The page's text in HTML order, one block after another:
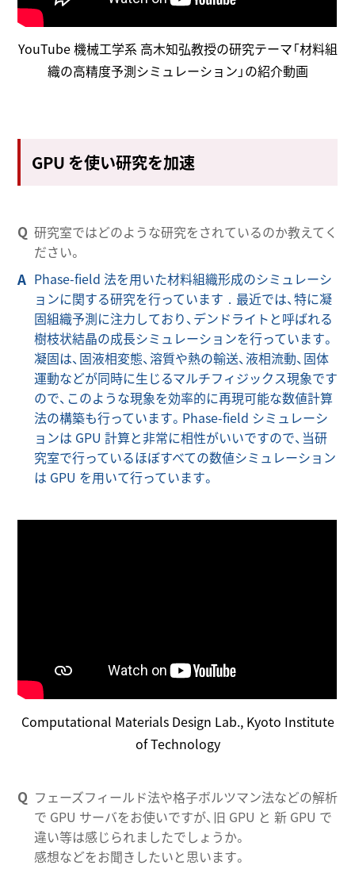
YouTube 機械工学系 高木知弘教授の研究テーマ「材料組
織の高精度予測シミュレーション」の紹介動画
GPU を使い研究を加速
研究室ではどのような研究をされているのか教えてく
ださい。
Phase-field 法を用いた材料組織形成のシミュレーシ
ョンに関する研究を行っています．最近では、特に凝
固組織予測に注力しており、デンドライトと呼ばれる
樹枝状結晶の成長シミュレーションを行っています。
凝固は、固液相変態、溶質や熱の輸送、液相流動、固体
運動などが同時に生じるマルチフィジックス現象です
ので、このような現象を効率的に再現可能な数値計算
法の構築も行っています。Phase-field シミュレーシ
ョンは GPU 計算と非常に相性がいいですので、当研
究室で行っているほぼすべての数値シミュレーション
は GPU を用いて行っています。
Computational Materials Design Lab., Kyoto Institute
of Technology
フェーズフィールド法や格子ボルツマン法などの解析
で GPU サーバをお使いですが、旧 GPU と 新 GPU で
違い等は感じられましたでしょうか。
感想などをお聞きしたいと思います。